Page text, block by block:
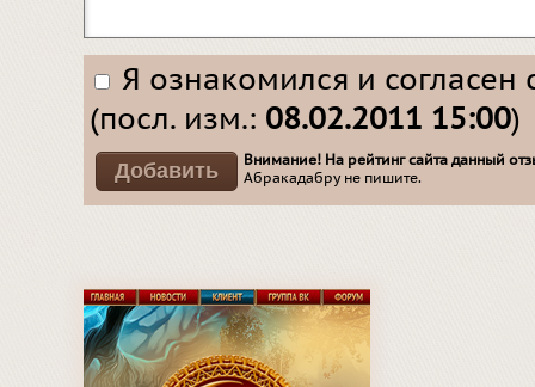
Я ознакомился и согласен
(посл. изм.: 08.02.2011 15:00)
Внимание! На рейтинг сайта данный
Абракадабру не пишите.